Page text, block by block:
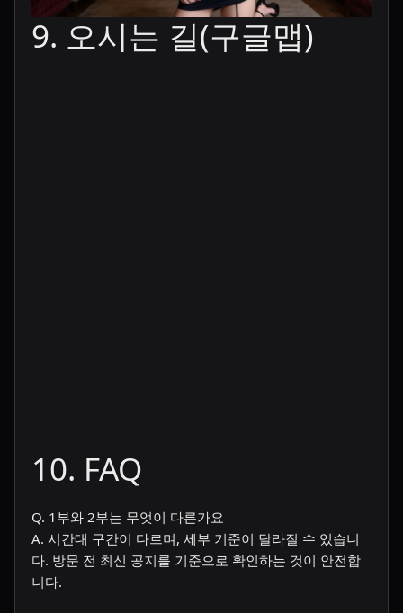
9. 오시는 길(구글맵)
10. FAQ
Q. 1부와 2부는 무엇이 다른가요
A. 시간대 구간이 다르며, 세부 기준이 달라질 수 있습니
다. 방문 전 최신 공지를 기준으로 확인하는 것이 안전합
니다.